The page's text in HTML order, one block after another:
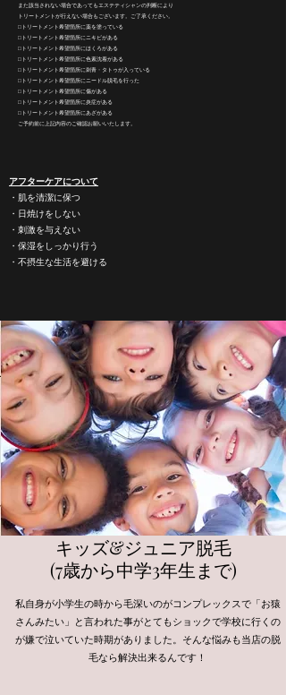
また該当されない場合であってもエステティシャンの判断により
トリートメントが行えない場合もございます。ご了承ください。
□トリートメント希望箇所に薬を塗っている
□トリートメント希望箇所にニキビがある
□トリートメント希望箇所にほくろがある
□トリートメント希望箇所に色素沈着がある
□トリートメント希望箇所に刺青・タトゥが入っている
□トリートメント希望箇所にニードル脱毛を行った
□トリートメント希望箇所に傷がある
□トリートメント希望箇所に炎症がある
□トリートメント希望箇所にあざがある
ご予約前に上記内容のご確認お願いいたします。
アフターケアについて
・肌を清潔に保つ
・日焼けをしない
・刺激を与えない
・保湿をしっかり行う
・不摂生な生活を避ける
キッズ&ジュニア脱毛
(7歳から中学3年生まで)
私自身が小学生の時から毛深いのがコンプレックスで「お猿
さんみたい」と言われた事がとてもショックで学校に行くの
が嫌で泣いていた時期がありました。そんな悩みも当店の脱
毛なら解決出来るんです！